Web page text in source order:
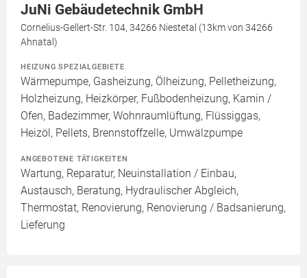
JuNi Gebäudetechnik GmbH
Cornelius-Gellert-Str. 104, 34266 Niestetal (13km von 34266
Ahnatal)
HEIZUNG SPEZIALGEBIETE
Wärmepumpe, Gasheizung, Ölheizung, Pelletheizung,
Holzheizung, Heizkörper, Fußbodenheizung, Kamin /
Ofen, Badezimmer, Wohnraumlüftung, Flüssiggas,
Heizöl, Pellets, Brennstoffzelle, Umwälzpumpe
ANGEBOTENE TÄTIGKEITEN
Wartung, Reparatur, Neuinstallation / Einbau,
Austausch, Beratung, Hydraulischer Abgleich,
Thermostat, Renovierung, Renovierung / Badsanierung,
Lieferung